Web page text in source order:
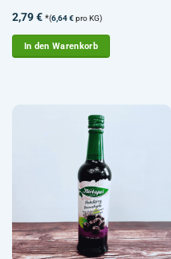
Bewertet
mit 5von
5
2,79€ *(6,64€pro KG)
In den Warenkorb